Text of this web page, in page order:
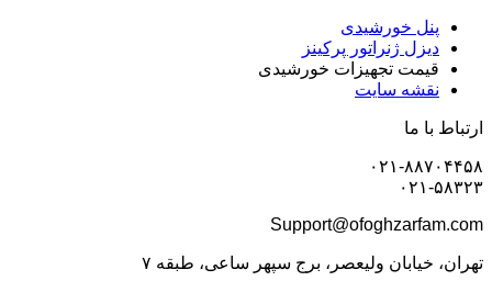
پنل خورشیدی
دیزل ژنراتور پرکینز
قیمت تجهیزات خورشیدی
نقشه سایت
ارتباط با ما
۰۲۱-۸۸۷۰۴۴۵۸
۰۲۱-۵۸۳۲۳
Support@ofoghzarfam.com
تهران، خیابان ولیعصر، برج سپهر ساعی، طبقه ۷